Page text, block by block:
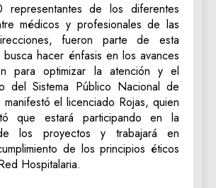
de los diferentes
médicos y profesionales de las
fueron parte de esta
hacer énfasis en los avances
para optimizar la atención y el
del Sistema Público Nacional de
el licenciado Rojas, quien
que estará participando en la
los proyectos y trabajará en
de los principios éticos
Hospitalaria.